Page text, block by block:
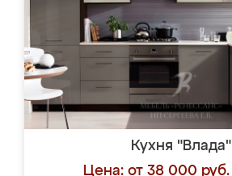
Кухня "Влада"
Цена: от 38 000 руб.